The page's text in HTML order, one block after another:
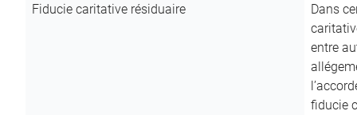
Fiducie caritative résiduaire
Dans
entre
fiducie